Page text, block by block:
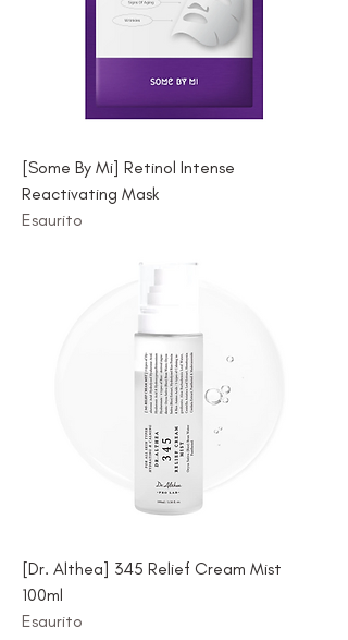
[Some By Mi] Retinol Intense
Reactivating Mask
Esaurito
[Dr. Althea] 345 Relief Cream Mist
100ml
Esaurito